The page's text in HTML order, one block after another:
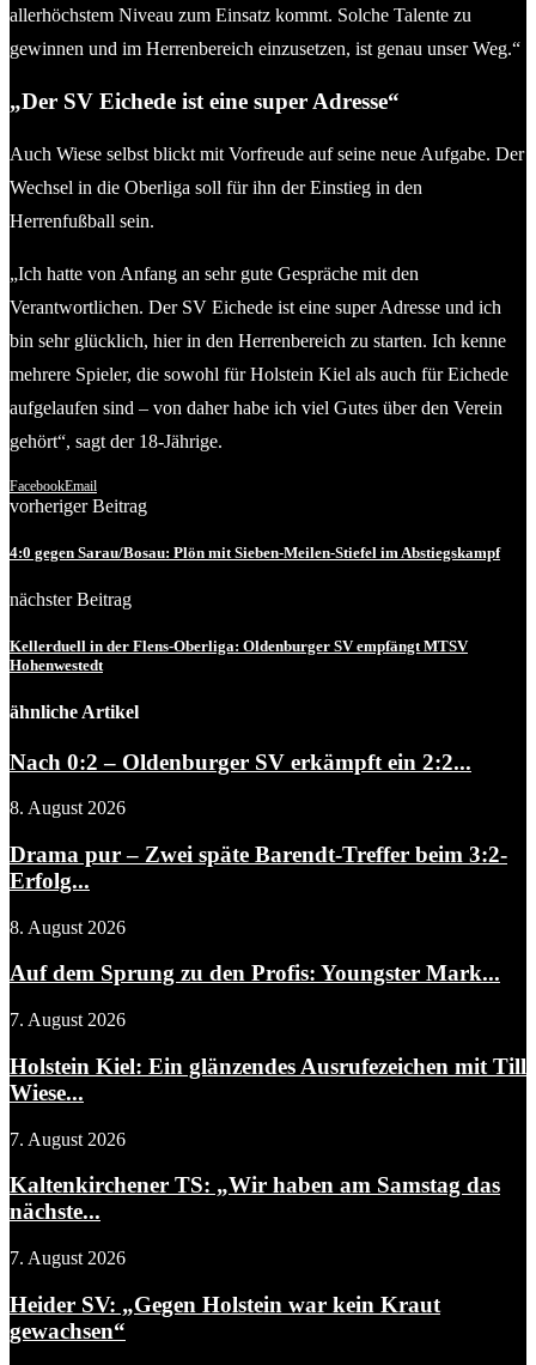
allerhöchstem Niveau zum Einsatz kommt. Solche Talente zu
gewinnen und im Herrenbereich einzusetzen, ist genau unser Weg.“
„Der SV Eichede ist eine super Adresse“
Auch Wiese selbst blickt mit Vorfreude auf seine neue Aufgabe. Der
Wechsel in die Oberliga soll für ihn der Einstieg in den
Herrenfußball sein.
„Ich hatte von Anfang an sehr gute Gespräche mit den
Verantwortlichen. Der SV Eichede ist eine super Adresse und ich
bin sehr glücklich, hier in den Herrenbereich zu starten. Ich kenne
mehrere Spieler, die sowohl für Holstein Kiel als auch für Eichede
aufgelaufen sind – von daher habe ich viel Gutes über den Verein
gehört“, sagt der 18-Jährige.
FacebookEmail
vorheriger Beitrag
4:0 gegen Sarau/Bosau: Plön mit Sieben-Meilen-Stiefel im Abstiegskampf
nächster Beitrag
Kellerduell in der Flens-Oberliga: Oldenburger SV empfängt MTSV
Hohenwestedt
ähnliche Artikel
Nach 0:2 – Oldenburger SV erkämpft ein 2:2...
8. August 2026
Drama pur – Zwei späte Barendt-Treffer beim 3:2-
Erfolg...
8. August 2026
Auf dem Sprung zu den Profis: Youngster Mark...
7. August 2026
Holstein Kiel: Ein glänzendes Ausrufezeichen mit Till
Wiese...
7. August 2026
Kaltenkirchener TS: „Wir haben am Samstag das
nächste...
7. August 2026
Heider SV: „Gegen Holstein war kein Kraut
gewachsen“